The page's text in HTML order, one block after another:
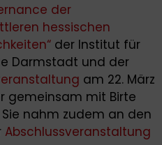
der
hessischen
der Institut für
Darmstadt und der
am 22. März
gemeinsam mit Birte
nahm zudem an den
Abschlussveranstaltung